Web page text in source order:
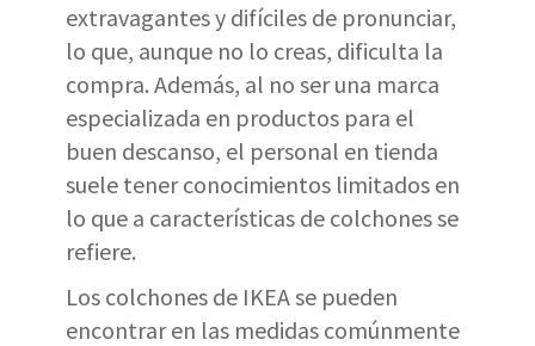
extravagantes y difíciles de pronunciar,
lo que, aunque no lo creas, dificulta la
compra. Además, al no ser una marca
especializada en productos para el
buen descanso, el personal en tienda
suele tener conocimientos limitados en
lo que a características de colchones se
refiere.
Los colchones de IKEA se pueden
encontrar en las medidas comúnmente